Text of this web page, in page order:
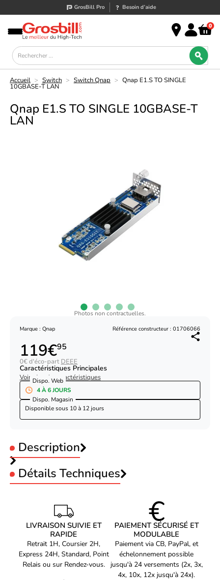
GrosBill Pro Besoin d’aide
0
Accueil > Switch > Switch Qnap > Qnap E1.S TO SINGLE
10GBASE-T LAN
Qnap E1.S TO SINGLE 10GBASE-T
LAN
Photos non contractuelles.
Marque : Qnap Référence constructeur : 01706066
119€95
0€ d'éco-part DEEE
Caractéristiques Principales
Voir plus de caractéristiques
Dispo. Web
4 À 6 JOURS
Dispo. Magasin
Disponible sous 10 à 12 jours
Description
Qnap E1.S TO SINGLE 10GBASE-T LAN
QNAP QXG-ES10G1T E1.S LAN Module. Débit de transfert des
données maximum: 10000 Mbit/s, Type d'interface: RJ-45,
Standards réseau: IEEE 802.3an, IEEE 802.3bz. Couleur du
produit: Bleu, Acier inoxydable. Période de garantie: 3 année(s)
Détails Techniques
Type d'interface
Débit de transfert des
données maximum
10000 Mbit/s
Standards réseau
IEEE 802.3an, IEEE 802.3bz
Nombre de port ethernet
LIVRAISON SUIVIE ET
RAPIDE
Retrait 1H, Coursier 2H,
Express 24H, Standard, Point
Relais ou sur Rendez-vous.
PAIEMENT SÉCURISÉ ET
MODULABLE
Paiement via CB, PayPal, et
échelonnement possible
jusqu'à 24 versements (2x, 3x,
4x, 10x, 12x jusqu'à 24x).